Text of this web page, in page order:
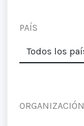
PAÍS
ORGANIZACIÓN